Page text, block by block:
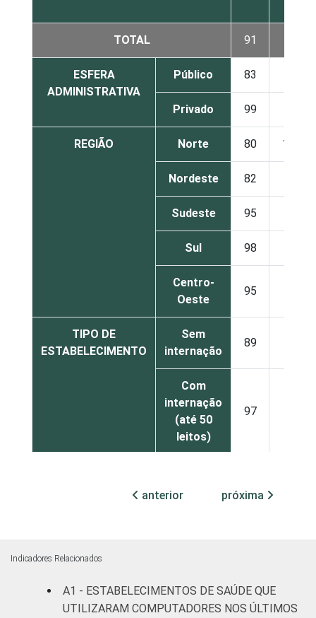
TOTAL 91
ESFERA
ADMINISTRATIVA
Público 83
Privado 99
REGIÃO Norte 80 16
Nordeste 82
Sudeste 95
Sul 98
Centro-
Oeste
95
TIPO DE
ESTABELECIMENTO
Sem
internação
89
Com
internação
(até 50
leitos)
97
internação
100
diagnose e
terapia
anterior próxima
Indicadores Relacionados
A1 - ESTABELECIMENTOS DE SAÚDE QUE
UTILIZARAM COMPUTADORES NOS ÚLTIMOS